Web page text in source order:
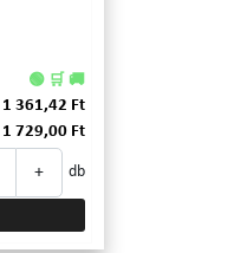
🟢 🛒 🚚
1 361,42 Ft
1 729,00 Ft
+ db